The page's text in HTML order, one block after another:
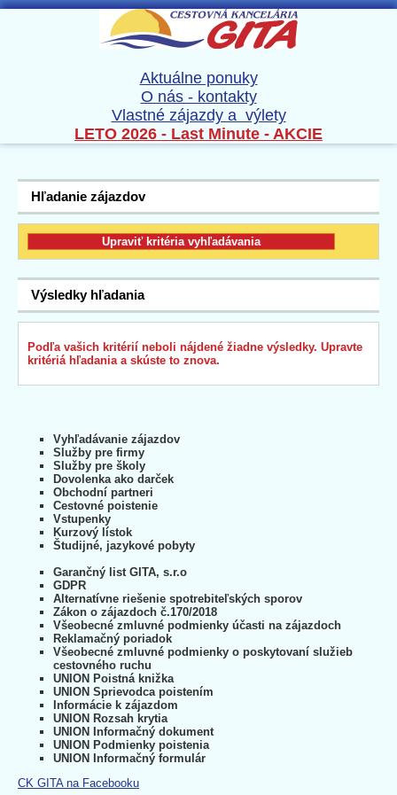
Aktuálne ponuky
O nás - kontakty
Vlastné zájazdy a výlety
LETO 2026 - Last Minute - AKCIE
Hľadanie zájazdov
Výsledky hľadania
Podľa vašich kritérií neboli nájdené žiadne výsledky. Upravte
kritériá hľadania a skúste to znova.
Vyhľadávanie zájazdov
Služby pre firmy
Služby pre školy
Dovolenka ako darček
Obchodní partneri
Cestovné poistenie
Vstupenky
Kurzový lístok
Študijné, jazykové pobyty
Garančný list GITA, s.r.o
GDPR
Alternatívne riešenie spotrebiteľských sporov
Zákon o zájazdoch č.170/2018
Všeobecné zmluvné podmienky účasti na zájazdoch
Reklamačný poriadok
Všeobecné zmluvné podmienky o poskytovaní služieb
cestovného ruchu
UNION Poistná knižka
UNION Sprievodca poistením
Informácie k zájazdom
UNION Rozsah krytia
UNION Informačný dokument
UNION Podmienky poistenia
UNION Informačný formulár
CK GITA na Facebooku